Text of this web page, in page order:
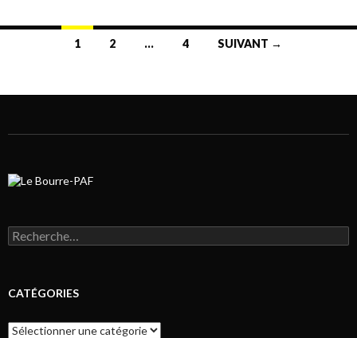
1 2 … 4 SUIVANT →
Rechercher :
CATÉGORIES
Catégories